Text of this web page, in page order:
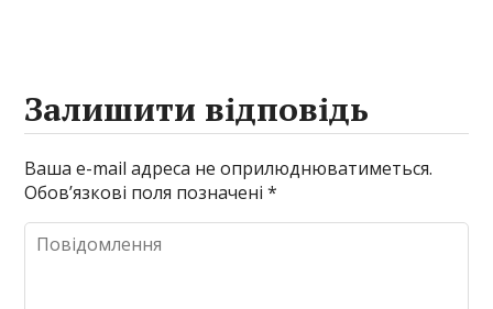
Залишити відповідь
Ваша e-mail адреса не оприлюднюватиметься.
Обов’язкові поля позначені*